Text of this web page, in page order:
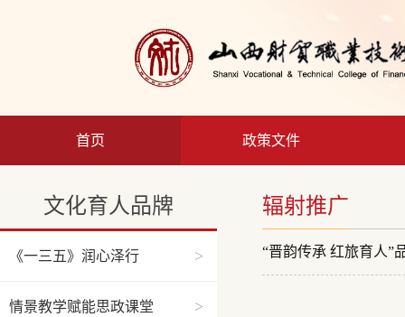
首页 政策文件
文化育人品牌
《一三五》润心泽行 >
情景教学赋能思政课堂 >
辐射推广
“晋韵传承 红旅育人”​